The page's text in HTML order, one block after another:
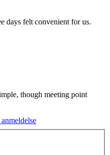
days felt convenient for us.
though meeting point